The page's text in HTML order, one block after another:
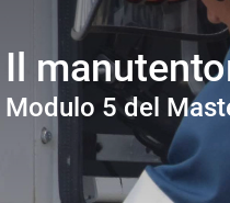
Il
Modulo 5 del